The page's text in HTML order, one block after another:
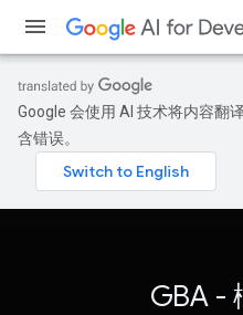
Google 会使用 AI 技术将内容翻
含错误。
GBA -